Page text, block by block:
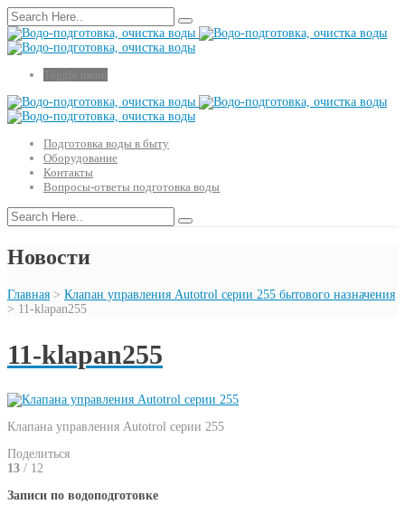
Подготовка воды в быту
Оборудование
Контакты
Вопросы-ответы подготовка воды
Новости
Главная > Клапан управления Autotrol серии 255 бытового назначения
> 11-klapan255
11-klapan255
Клапана управления Autotrol серии 255
Поделиться
13 / 12
Записи по водоподготовке